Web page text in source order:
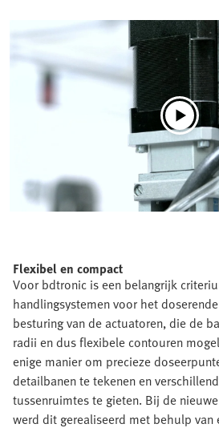
Flexibel en compact
Voor bdtronic is een belangrijk
handlingsystemen voor het
besturing van de actuatoren, die de
radii en dus flexibele contouren
enige manier om precieze
detailbanen te tekenen en
tussenruimtes te gieten. Bij de
werd dit gerealiseerd met behulp van